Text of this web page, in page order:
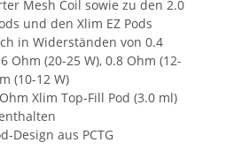
Mesh Coil sowie zu den 2.0
und den Xlim EZ Pods
in Widerständen von 0.4
Ohm (20-25 W), 0.8 Ohm (12-
(10-12 W)
Xlim Top-Fill Pod (3.0 ml)
Design aus PCTG